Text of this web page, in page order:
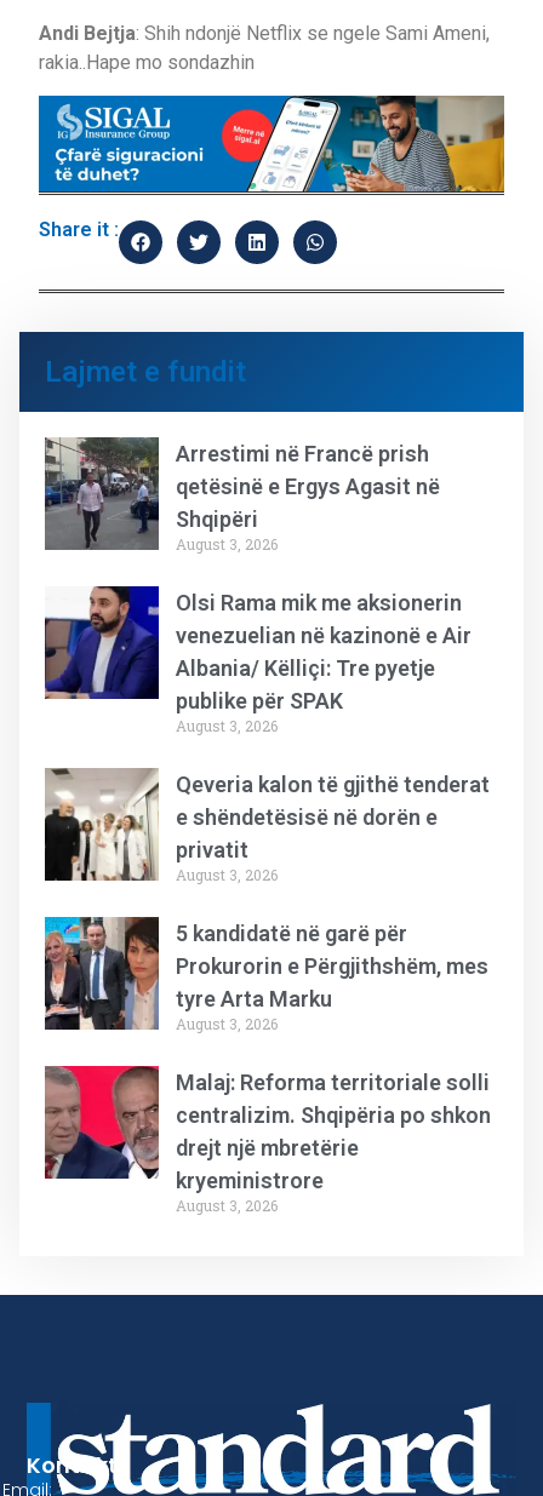
Andi Bejtja: Shih ndonjë Netflix se ngele Sami Ameni,
rakia..Hape mo sondazhin
Share it :
Lajmet e fundit
Arrestimi në Francë prish
qetësinë e Ergys Agasit në
Shqipëri
August 3, 2026
Olsi Rama mik me aksionerin
venezuelian në kazinonë e Air
Albania/ Këlliçi: Tre pyetje
publike për SPAK
August 3, 2026
Qeveria kalon të gjithë tenderat
e shëndetësisë në dorën e
privatit
August 3, 2026
5 kandidatë në garë për
Prokurorin e Përgjithshëm, mes
tyre Arta Marku
August 3, 2026
Malaj: Reforma territoriale solli
centralizim. Shqipëria po shkon
drejt një mbretërie
kryeministrore
August 3, 2026
Kontakt
Email: